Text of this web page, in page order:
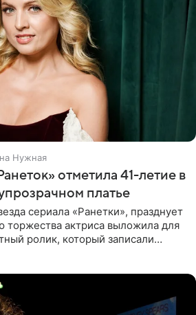
Нужная
отметила 41-летие в
платье
сериала «Ранетки», празднует
торжества актриса выложила для
ролик, который записали